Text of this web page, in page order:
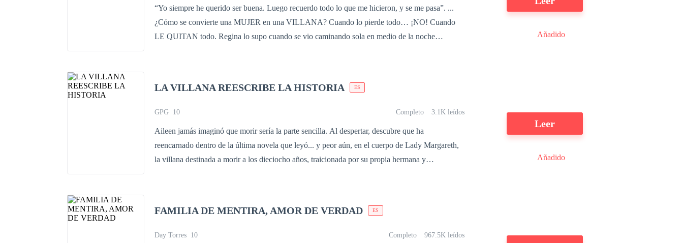
“Yo siempre he querido ser buena. Luego recuerdo todo lo que me hicieron, y se me pasa”. ...
¿Cómo se convierte una MUJER en una VILLANA? Cuando lo pierde todo… ¡NO! Cuando
LE QUITAN todo. Regina lo supo cuando se vio caminando sola en medio de la noche
huracán de sudor y lujuria, fue como un alivio para el corazón de Regina… sin saber que
Viggo Massari se convertiría en uno de los hombres más importantes de su vida. … “—
fondo del club—. Los tres reyes de Wall Street, y milagrosamente, ninguno tiene reina todavía.
La pregunta es: ¿A cuál vas a elegir para que sea la lanza y el escudo de tu venganza? —¿Y
quién dijo que tengo que elegir? —Sonrío despacio mientras mi vista pasa sobre ellos—. Los
Añadido
LA VILLANA REESCRIBE LA HISTORIA ES
GPG 10 Completo 3.1K leídos
Aileen jamás imaginó que morir sería la parte sencilla. Al despertar, descubre que ha
reencarnado dentro de la última novela que leyó... y peor aún, en el cuerpo de Lady Margareth,
la villana destinada a morir a los dieciocho años, traicionada por su propia hermana y
alianzas donde antes solo existían enemigos. Pero cambiar una historia tiene consecuencias. A
medida que los acontecimientos comienzan a desviarse de la trama original, las líneas entre
Leer
Añadido
FAMILIA DE MENTIRA, AMOR DE VERDAD ES
Day Torres 10 Completo 967.5K leídos